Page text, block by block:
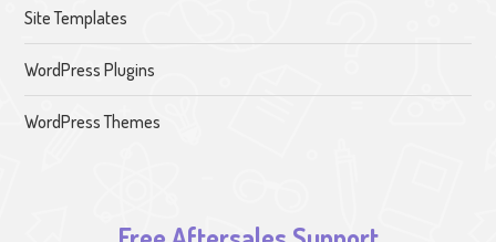
Site Templates
WordPress Plugins
WordPress Themes